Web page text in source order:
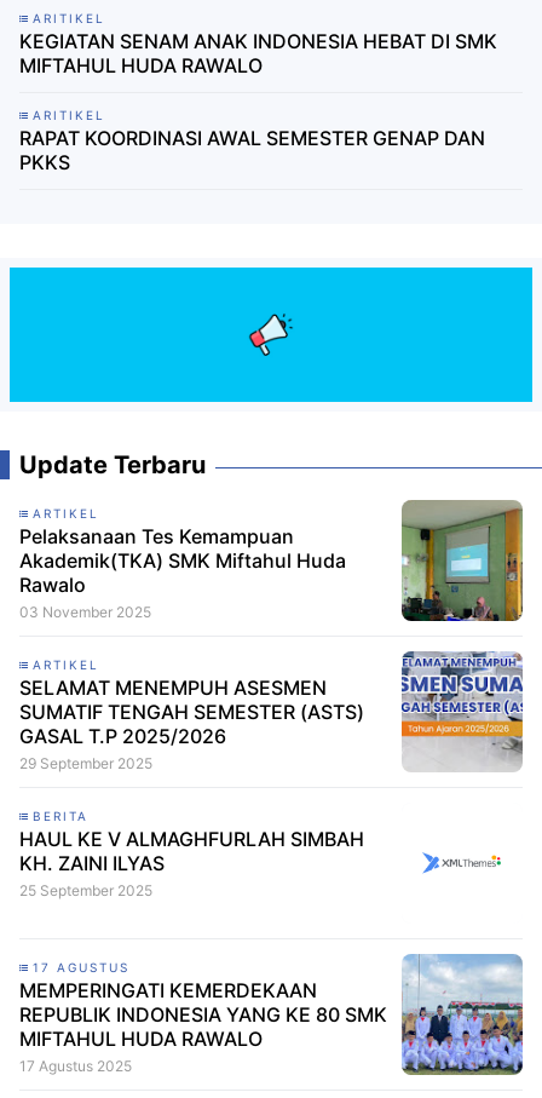
ARITIKEL
KEGIATAN SENAM ANAK INDONESIA HEBAT DI SMK
MIFTAHUL HUDA RAWALO
ARITIKEL
RAPAT KOORDINASI AWAL SEMESTER GENAP DAN
PKKS
Update Terbaru
ARTIKEL
Pelaksanaan Tes Kemampuan
Akademik(TKA) SMK Miftahul Huda
Rawalo
03 November 2025
ARTIKEL
SELAMAT MENEMPUH ASESMEN
SUMATIF TENGAH SEMESTER (ASTS)
GASAL T.P 2025/2026
29 September 2025
BERITA
HAUL KE V ALMAGHFURLAH SIMBAH
KH. ZAINI ILYAS
25 September 2025
17 AGUSTUS
MEMPERINGATI KEMERDEKAAN
REPUBLIK INDONESIA YANG KE 80 SMK
MIFTAHUL HUDA RAWALO
17 Agustus 2025